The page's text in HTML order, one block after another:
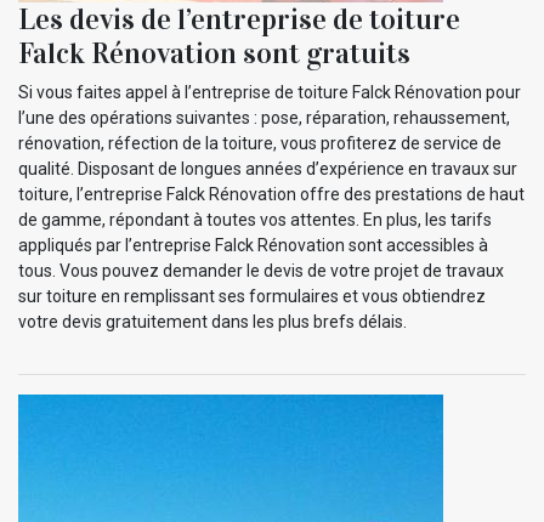
Les devis de l’entreprise de toiture
Falck Rénovation sont gratuits
Si vous faites appel à l’entreprise de toiture Falck Rénovation pour
l’une des opérations suivantes : pose, réparation, rehaussement,
rénovation, réfection de la toiture, vous profiterez de service de
qualité. Disposant de longues années d’expérience en travaux sur
toiture, l’entreprise Falck Rénovation offre des prestations de haut
de gamme, répondant à toutes vos attentes. En plus, les tarifs
appliqués par l’entreprise Falck Rénovation sont accessibles à
tous. Vous pouvez demander le devis de votre projet de travaux
sur toiture en remplissant ses formulaires et vous obtiendrez
votre devis gratuitement dans les plus brefs délais.